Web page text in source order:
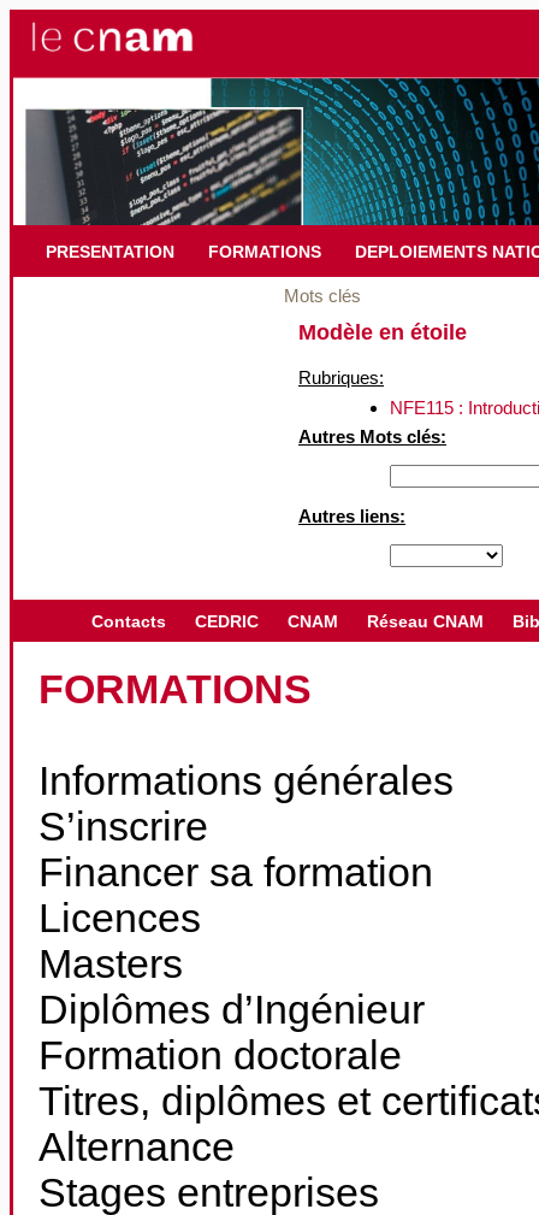
PRESENTATION FORMATIONS DEPLOIEMENTS
Mots clés
Modèle en étoile
Rubriques:
NFE115 :
Autres Mots clés:
Autres liens:
Contacts CEDRIC CNAM Réseau CNAM
FORMATIONS
Informations générales
S’inscrire
Financer sa formation
Licences
Masters
Diplômes d’Ingénieur
Formation doctorale
Titres, diplômes et
Alternance
Stages entreprises